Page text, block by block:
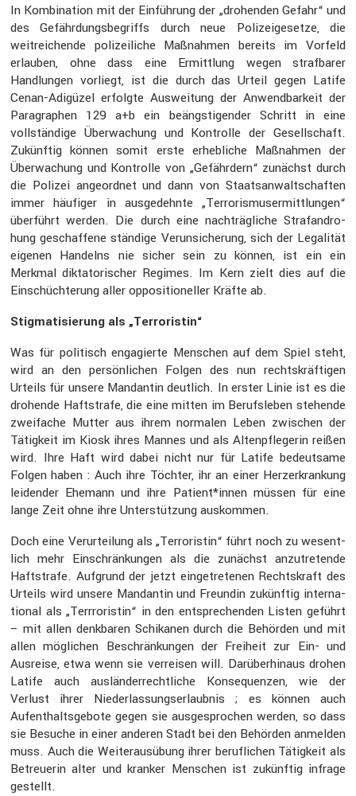
In Kombi­na­tion mit der Einfüh­rung der „drohenden Gefahr“ und
des Gefähr­dungs­be­griffs durch neue Polizei­ge­setze, die
weitrei­chende polizei­liche Maßnahmen bereits im Vorfeld
erlauben, ohne dass eine Ermitt­lung wegen straf­barer
Handlungen vorliegt, ist die durch das Urteil gegen Latife
Cenan-Adigüzel erfolgte Auswei­tung der Anwend­bar­keit der
Paragra­phen 129 a+b ein beängs­ti­gender Schritt in eine
vollstän­dige Überwa­chung und Kontrolle der Gesell­schaft.
Zukünftig können somit erste erheb­liche Maßnahmen der
Überwa­chung und Kontrolle von „Gefähr­dern“ zunächst durch
die Polizei angeordnet und dann von Staats­an­walt­schaften
immer häufiger in ausge­dehnte „Terro­ris­mus­er­mitt­lungen“
überführt werden. Die durch eine nachträg­liche Straf­an­dro­
hung geschaf­fene ständige Verun­si­che­rung, sich der Legalität
eigenen Handelns nie sicher sein zu können, ist ein ein
Merkmal dikta­to­ri­scher Regimes. Im Kern zielt dies auf die
Einschüch­te­rung aller opposi­tio­neller Kräfte ab.
Stigma­ti­sie­rung als „Terro­ristin“
Was für politisch engagierte Menschen auf dem Spiel steht,
wird an den persön­li­chen Folgen des nun rechts­kräf­tigen
Urteils für unsere Mandantin deutlich. In erster Linie ist es die
drohende Haftstrafe, die eine mitten im Berufs­leben stehende
zweifache Mutter aus ihrem normalen Leben zwischen der
Tätig­keit im Kiosk ihres Mannes und als Alten­pfle­gerin reißen
wird. Ihre Haft wird dabei nicht nur für Latife bedeut­same
Folgen haben : Auch ihre Töchter, ihr an einer Herzer­kran­kung
leidender Ehemann und ihre Patient*innen müssen für eine
lange Zeit ohne ihre Unter­stüt­zung auskommen.
Doch eine Verur­tei­lung als „Terro­ristin“ führt noch zu wesent­
lich mehr Einschrän­kungen als die zunächst anzutre­tende
Haftstrafe. Aufgrund der jetzt einge­tre­tenen Rechts­kraft des
Urteils wird unsere Mandantin und Freundin zukünftig inter­na­
tional als „Terrro­ristin“ in den entspre­chenden Listen geführt
– mit allen denkbaren Schikanen durch die Behörden und mit
allen mögli­chen Beschrän­kungen der Freiheit zur Ein- und
Ausreise, etwa wenn sie verreisen will. Darüber­hinaus drohen
Latife auch auslän­der­recht­liche Konse­quenzen, wie der
Verlust ihrer Nieder­las­sungs­er­laubnis ; es können auch
Aufent­halts­ge­bote gegen sie ausge­spro­chen werden, so dass
sie Besuche in einer anderen Stadt bei den Behörden anmelden
muss. Auch die Weiter­aus­übung ihrer beruf­li­chen Tätig­keit als
Betreuerin alter und kranker Menschen ist zukünftig infrage
gestellt.